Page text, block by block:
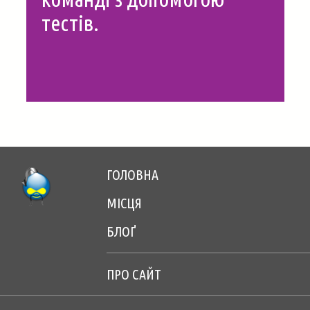
тестів.
Footer
menu
center
ГОЛОВНА
МІСЦЯ
БЛОҐ
Footer
ПРО САЙТ